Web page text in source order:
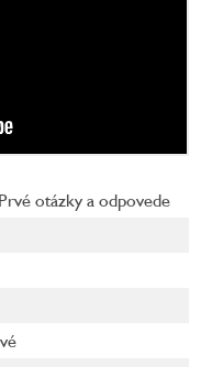
otázky a odpovede